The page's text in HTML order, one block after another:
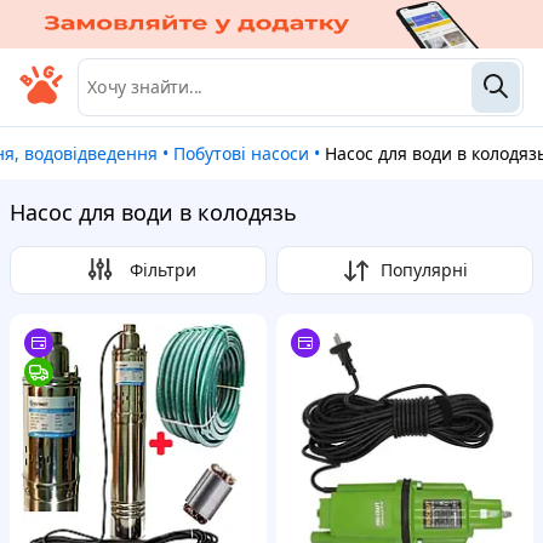
водовідведення • Побутові насоси • Насос для води в
Насос для води в колодязь
Фільтри Популярні